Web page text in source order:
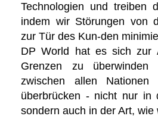
Technologien und treiben
indem wir Störungen von
zur Tür des Kun-den
DP World hat es sich zur
Grenzen zu
zwischen allen
überbrücken - nicht nur in
sondern auch in der Art, wie